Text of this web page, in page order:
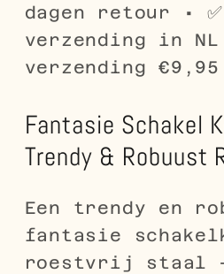
RVS
Unisex
RVS
Unisex
dagen retour •
verzending in NL
verzending €9,95
Fantasie Schakel
Trendy & Robuust
Een trendy en
fantasie
roestvrij staal